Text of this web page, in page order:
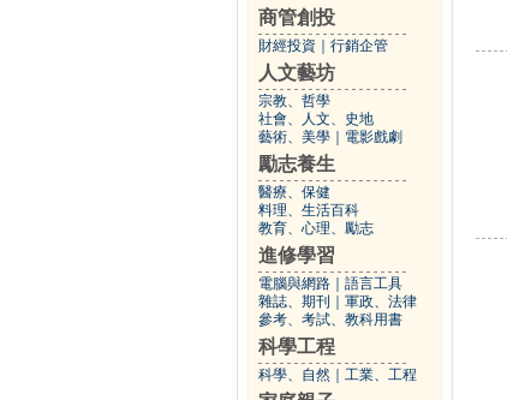
商管創投
財經投資 行銷企管
人文藝坊
宗教、哲學
社會、人文、史地
藝術、美學
電影戲劇
勵志養生
醫療、保健
料理、生活百科
教育、心理、勵志
進修學習
電腦與網路
語言工具
雜誌、期刊
軍政、法律
參考、考試、教科用書
科學工程
科學、自然 工業、工程